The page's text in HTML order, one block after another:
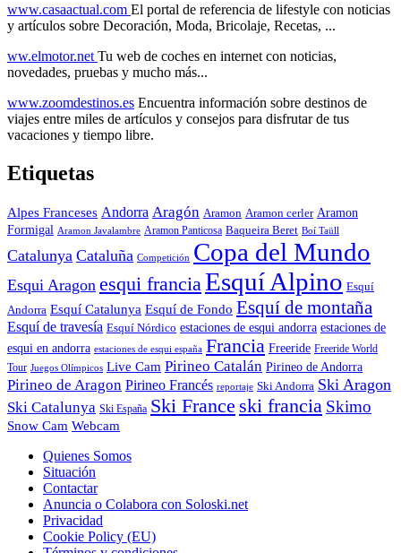
www.casaactual.com El portal de referencia de lifestyle con noticias
y artículos sobre Decoración, Moda, Bricolaje, Recetas, ...
ww.elmotor.net Tu web de coches en internet con noticias,
novedades, pruebas y mucho más...
www.zoomdestinos.es Encuentra información sobre destinos de
viajes entre miles de artículos y consejos para disfrutar de tus
vacaciones y tiempo libre.
Etiquetas
Alpes Franceses Andorra Aragón Aramon Aramon cerler Aramon
Formigal Aramon Javalambre Aramon Panticosa Baqueira Beret Boí Taüll
Catalunya Cataluña Competición Copa del Mundo
Esqui Aragon esqui francia Esquí Alpino Esquí
Andorra Esquí Catalunya Esquí de Fondo Esquí de montaña
Esquí de travesía Esquí Nórdico estaciones de esqui andorra estaciones de
esqui en andorra estaciones de esqui españa Francia Freeride Freeride World
Tour Juegos Olímpicos Live Cam Pirineo Catalán Pirineo de Andorra
Pirineo de Aragon Pirineo Francés reportaje Ski Andorra Ski Aragon
Ski Catalunya Ski España Ski France ski francia Skimo
Snow Cam Webcam
Quienes Somos
Situación
Contactar
Anuncia o Colabora con Soloski.net
Privacidad
Cookie Policy (EU)